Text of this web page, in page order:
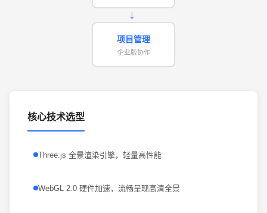
→
项目管理
企业版协作
核心技术选型
Three.js 全景渲染引擎，轻量高性能
WebGL 2.0 硬件加速，流畅呈现高清全景